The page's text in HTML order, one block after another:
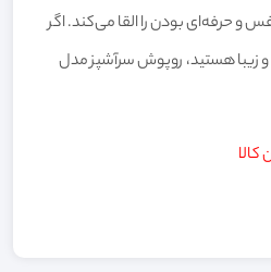
و حرفه‌ای بودن را القا می‌کند. اگر
زیبا هستید، روپوش سرآشپز مدل
کالا